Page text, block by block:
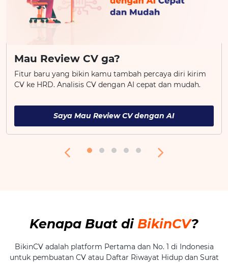
Mau Review CV ga?
Fitur baru yang bikin kamu tambah percaya diri kirim
CV ke HRD. Analisis CV dengan AI cepat dan mudah.
Saya Mau Review CV dengan AI
Kenapa Buat di BikinCV?
BikinCV adalah platform Pertama dan No. 1 di Indonesia
untuk pembuatan CV atau Daftar Riwayat Hidup dan Surat